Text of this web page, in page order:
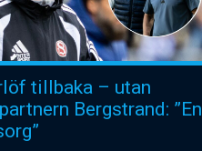
tillbaka – utan
Bergstrand: ”En